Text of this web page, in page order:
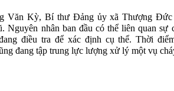
Văn Kỳ, Bí thư Đảng ủy xã Thượng Đức
Nguyên nhân ban đầu có thể liên quan sự
điều tra để xác định cụ thể. Thời
đang tập trung lực lượng xử lý một vụ